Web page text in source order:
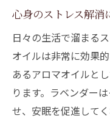
心身のストレス解消
日々の生活で溜まる
オイルは非常に効果
あるアロマオイルと
ります。ラベンダー
せ、安眠を促進して